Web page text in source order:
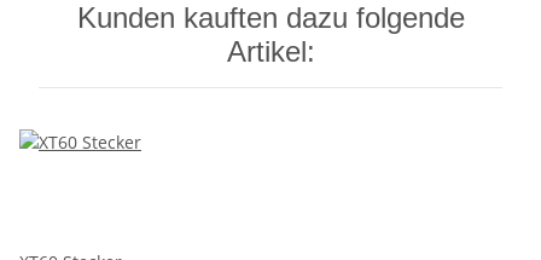
Kunden kauften dazu folgende
Artikel: